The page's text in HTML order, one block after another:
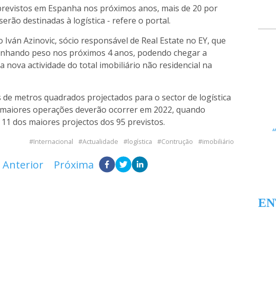
em Espanha nos próximos anos, mais de 20 por
destinadas à logística - refere o portal.
Iván Azinovic, sócio responsável de Real Estate no EY, que
peso nos próximos 4 anos, podendo chegar a
nova actividade do total imobiliário não residencial na
de metros quadrados projectados para o sector de logística
operações deverão ocorrer em 2022, quando
dos maiores projectos dos 95 previstos.
Internacional Actualidade logística Contrução imobiliário
Anterior Próxima